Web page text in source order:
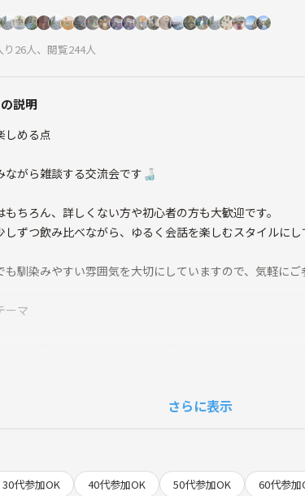
26人、閲覧244人
説明
める点
ながら雑談する交流会です🍶
ちろん、詳しくない方や初心者の方も大歓迎です。
ずつ飲み比べながら、ゆるく会話を楽しむスタイルにし
馴染みやすい雰囲気を大切にしていますので、気軽にご
ーマ
決済）：チケット代金
地決済）：酒代、スペース代、おつまみ代 4000円目安
さらに表示
30代参加OK 40代参加OK 50代参加OK 60代参加